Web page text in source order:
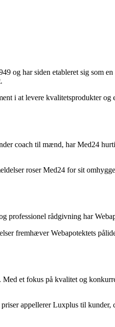
og har siden etableret sig som
i at levere kvalitetsprodukter og
coach til mænd, har Med24
roser Med24 for sit
professionel rådgivning har
fremhæver Webapotektets
et fokus på kvalitet og
appellerer Luxplus til